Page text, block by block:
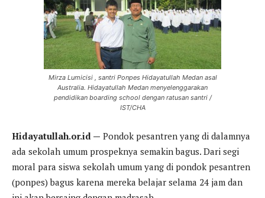
Mirza Lumicisi , santri Ponpes Hidayatullah Medan asal
Australia. Hidayatullah Medan menyelenggarakan
pendidikan boarding school dengan ratusan santri /
IST/CHA
Hidayatullah.or.id — Pondok pesantren yang di dalamnya
ada sekolah umum prospeknya semakin bagus. Dari segi
moral para siswa sekolah umum yang di pondok pesantren
(ponpes) bagus karena mereka belajar selama 24 jam dan